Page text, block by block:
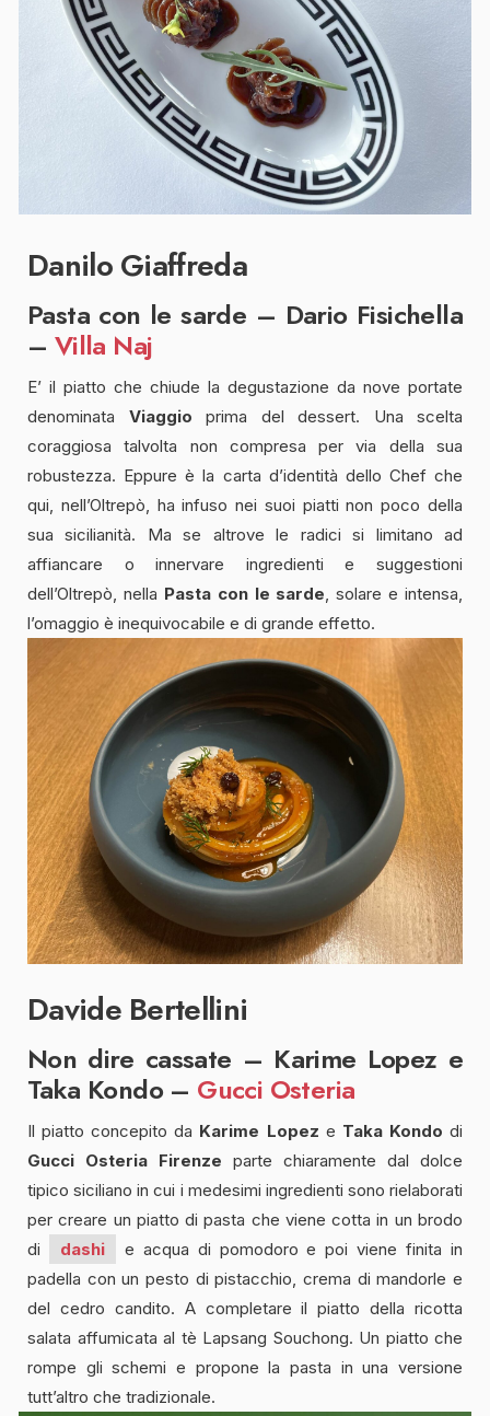
Danilo Giaffreda
Pasta con le sarde – Dario Fisichella
– Villa Naj
E’ il piatto che chiude la degustazione da nove portate
denominata Viaggio prima del dessert. Una scelta
coraggiosa talvolta non compresa per via della sua
robustezza. Eppure è la carta d’identità dello Chef che
qui, nell’Oltrepò, ha infuso nei suoi piatti non poco della
sua sicilianità. Ma se altrove le radici si limitano ad
affiancare o innervare ingredienti e suggestioni
dell’Oltrepò, nella Pasta con le sarde , solare e intensa,
l’omaggio è inequivocabile e di grande effetto.
Davide Bertellini
Non dire cassate – Karime Lopez e
Taka Kondo – Gucci Osteria
Il piatto concepito da Karime Lopez e Taka Kondo di
Gucci Osteria Firenze parte chiaramente dal dolce
tipico siciliano in cui i medesimi ingredienti sono rielaborati
per creare un piatto di pasta che viene cotta in un brodo
di
dashi
e acqua di pomodoro e poi viene finita in
padella con un pesto di pistacchio, crema di mandorle e
del cedro candito. A completare il piatto della ricotta
salata affumicata al tè Lapsang Souchong. Un piatto che
rompe gli schemi e propone la pasta in una versione
tutt’altro che tradizionale.